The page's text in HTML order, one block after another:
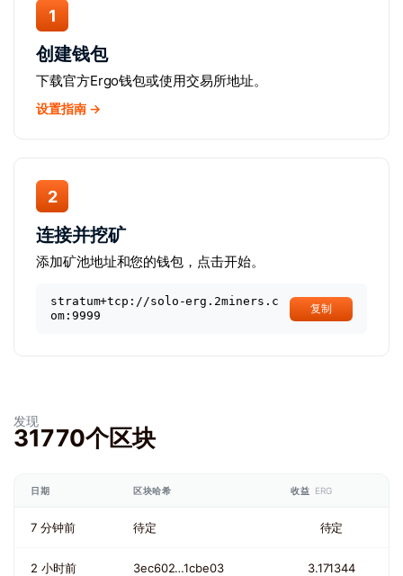
1
创建钱包
下载官方Ergo钱包或使用交易所地址。
设置指南 →
2
连接并挖矿
添加矿池地址和您的钱包，点击开始。
stratum+tcp://solo-erg.2miners.c
om:9999
复制
发现
31770个区块
日期 区块哈希 收益 ERG
7 分钟前 待定 待定
2 小时前 3ec602…1cbe03 3.171344